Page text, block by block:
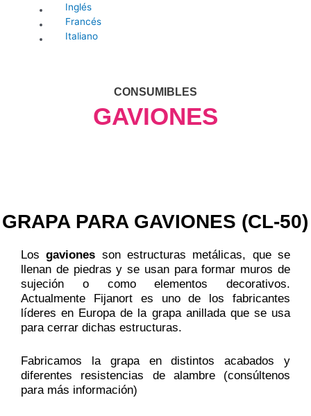
Inglés
Francés
Italiano
CONSUMIBLES
GAVIONES
GRAPA PARA GAVIONES (CL-50)
Losgaviones son estructuras metálicas, que se
llenan de piedras y se usan para formar muros de
sujeción o como elementos decorativos.
Actualmente Fijanort es uno de los fabricantes
líderes en Europa de la grapa anillada que se usa
para cerrar dichas estructuras.
Fabricamos la grapa en distintos acabados y
diferentes resistencias de alambre (consúltenos
para más información)